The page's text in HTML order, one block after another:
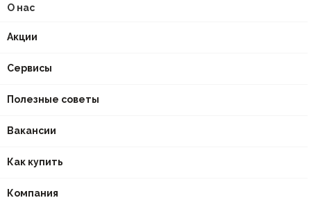
О нас
Акции
Сервисы
Полезные советы
Вакансии
Как купить
Компания